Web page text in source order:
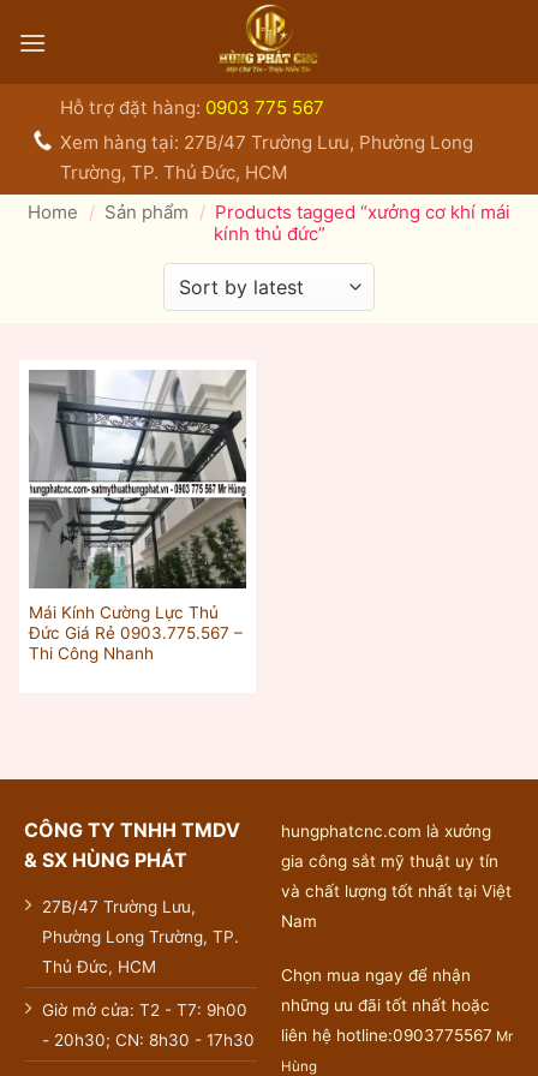
qua
Hỗ trợ đặt hàng: 0903 775 567
Xem hàng tại: 27B/47 Trường Lưu, Phường Long
Trường, TP. Thủ Đức, HCM
Home / Sản phẩm / Products tagged “xưởng cơ khí mái
kính thủ đức”
Mái Kính Cường Lực Thủ
Đức Giá Rẻ 0903.775.567 –
Thi Công Nhanh
CÔNG TY TNHH TMDV
& SX HÙNG PHÁT
27B/47 Trường Lưu,
Phường Long Trường, TP.
Thủ Đức, HCM
Giờ mở cửa: T2 - T7: 9h00
- 20h30; CN: 8h30 - 17h30
hungphatcnc.com là xưởng
gia công sắt mỹ thuật uy tín
và chất lượng tốt nhất tại Việt
Nam
Chọn mua ngay để nhận
những ưu đãi tốt nhất hoặc
liên hệ hotline:0903775567 Mr
Hùng